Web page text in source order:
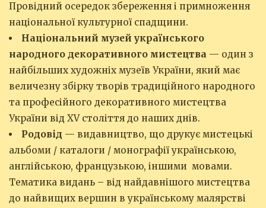
Провідний осередок збереження і примноження
національної культурної спадщини.
Національний музей українського
народного декоративного мистецтва — один з
найбільших художніх музеїв України, який має
величезну збірку творів традиційного народного
та професійного декоративного мистецтва
України від ХV століття до наших днів.
Родовід — видавництво, що друкує мистецькі
альбоми / каталоги / монографії українською,
англійською, французькою, іншими мовами.
Тематика видань – від найдавнішого мистецтва
до найвищих вершин в українському малярстві